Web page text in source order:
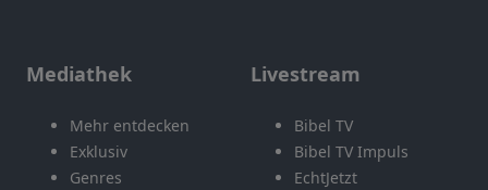
Mediathek
Mehr entdecken
Exklusiv
Genres
Livestream
Bibel TV
Bibel TV Impuls
EchtJetzt